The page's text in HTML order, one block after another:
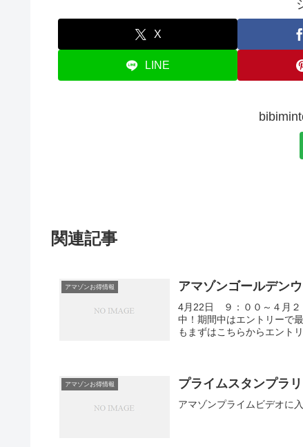
X
LINE
関連記事
アマゾンお得情報 アマゾンゴールデン
4月22日 ９：００～４月
中！期間中はエントリーで
もまずはこちらからエ
アマゾンお得情報 プライムスタンプラ
アマゾンプライムビデオに